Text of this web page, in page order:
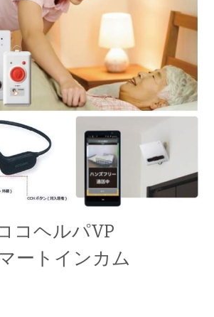
コヘルパVP
ートインカム